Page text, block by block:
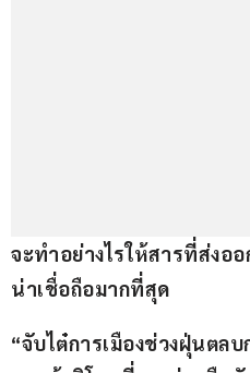
จะทำอย่างไรให้สารที่ส่งอ
น่าเชื่อถือมากที่สุด
“จับไต๋การเมืองช่วงฝุ่นตล